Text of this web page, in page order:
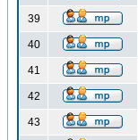
39
40
41
42
43